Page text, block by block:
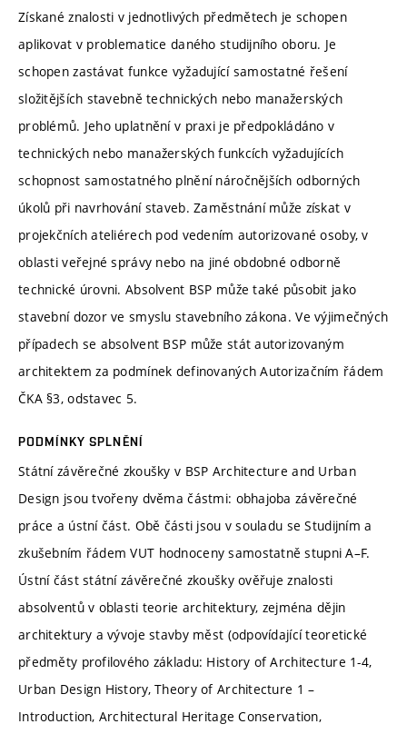
Získané znalosti v jednotlivých předmětech je schopen
aplikovat v problematice daného studijního oboru. Je
schopen zastávat funkce vyžadující samostatné řešení
složitějších stavebně technických nebo manažerských
problémů. Jeho uplatnění v praxi je předpokládáno v
technických nebo manažerských funkcích vyžadujících
schopnost samostatného plnění náročnějších odborných
úkolů při navrhování staveb. Zaměstnání může získat v
projekčních ateliérech pod vedením autorizované osoby, v
oblasti veřejné správy nebo na jiné obdobné odborně
technické úrovni. Absolvent BSP může také působit jako
stavební dozor ve smyslu stavebního zákona. Ve výjimečných
případech se absolvent BSP může stát autorizovaným
architektem za podmínek definovaných Autorizačním řádem
ČKA §3, odstavec 5.
PODMÍNKY SPLNĚNÍ
Státní závěrečné zkoušky v BSP Architecture and Urban
Design jsou tvořeny dvěma částmi: obhajoba závěrečné
práce a ústní část. Obě části jsou v souladu se Studijním a
zkušebním řádem VUT hodnoceny samostatně stupni A–F.
Ústní část státní závěrečné zkoušky ověřuje znalosti
absolventů v oblasti teorie architektury, zejména dějin
architektury a vývoje stavby měst (odpovídající teoretické
předměty profilového základu: History of Architecture 1-4,
Urban Design History, Theory of Architecture 1 –
Introduction, Architectural Heritage Conservation,